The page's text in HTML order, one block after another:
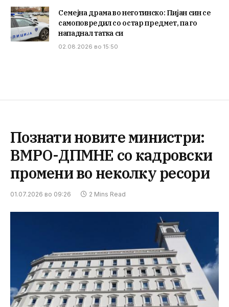
Семејна драма во неготинско: Пијан син се
самоповредил со остар предмет, па го
нападнал татка си
02.08.2026 во 15:50
Познати новите министри:
ВМРО-ДПМНЕ со кадровски
промени во неколку ресори
01.07.2026 во 09:26 2 Mins Read